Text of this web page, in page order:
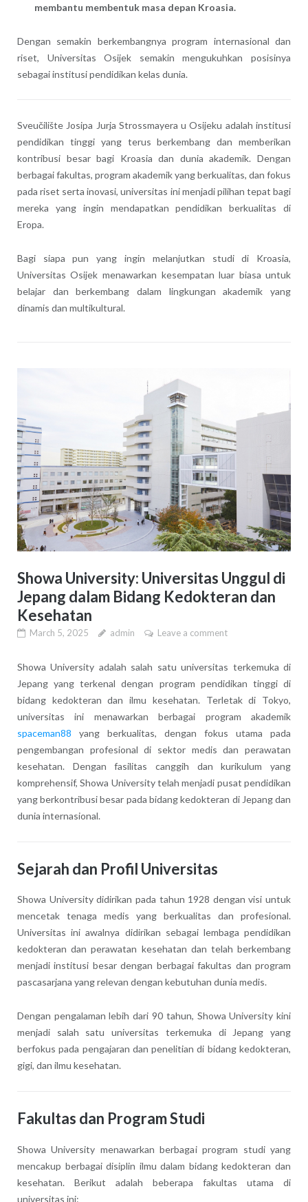
membantu membentuk masa depan Kroasia.
Dengan semakin berkembangnya program internasional dan
riset, Universitas Osijek semakin mengukuhkan posisinya
sebagai institusi pendidikan kelas dunia.
Sveučilište Josipa Jurja Strossmayera u Osijeku adalah institusi
pendidikan tinggi yang terus berkembang dan memberikan
kontribusi besar bagi Kroasia dan dunia akademik. Dengan
berbagai fakultas, program akademik yang berkualitas, dan fokus
pada riset serta inovasi, universitas ini menjadi pilihan tepat bagi
mereka yang ingin mendapatkan pendidikan berkualitas di
Eropa.
Bagi siapa pun yang ingin melanjutkan studi di Kroasia,
Universitas Osijek menawarkan kesempatan luar biasa untuk
belajar dan berkembang dalam lingkungan akademik yang
dinamis dan multikultural.
Showa University: Universitas Unggul di
Jepang dalam Bidang Kedokteran dan
Kesehatan
March 5, 2025 admin Leave a comment
Showa University adalah salah satu universitas terkemuka di
Jepang yang terkenal dengan program pendidikan tinggi di
bidang kedokteran dan ilmu kesehatan. Terletak di Tokyo,
universitas ini menawarkan berbagai program akademik
spaceman88 yang berkualitas, dengan fokus utama pada
pengembangan profesional di sektor medis dan perawatan
kesehatan. Dengan fasilitas canggih dan kurikulum yang
komprehensif, Showa University telah menjadi pusat pendidikan
yang berkontribusi besar pada bidang kedokteran di Jepang dan
dunia internasional.
Sejarah dan Profil Universitas
Showa University didirikan pada tahun 1928 dengan visi untuk
mencetak tenaga medis yang berkualitas dan profesional.
Universitas ini awalnya didirikan sebagai lembaga pendidikan
kedokteran dan perawatan kesehatan dan telah berkembang
menjadi institusi besar dengan berbagai fakultas dan program
pascasarjana yang relevan dengan kebutuhan dunia medis.
Dengan pengalaman lebih dari 90 tahun, Showa University kini
menjadi salah satu universitas terkemuka di Jepang yang
berfokus pada pengajaran dan penelitian di bidang kedokteran,
gigi, dan ilmu kesehatan.
Fakultas dan Program Studi
Showa University menawarkan berbagai program studi yang
mencakup berbagai disiplin ilmu dalam bidang kedokteran dan
kesehatan. Berikut adalah beberapa fakultas utama di
universitas ini: